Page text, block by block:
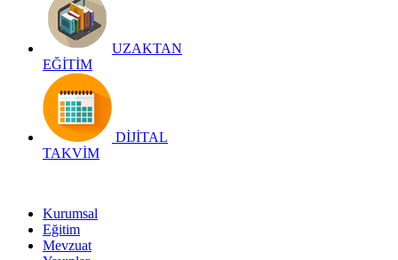
UZAKTAN
EĞİTİM
DİJİTAL
TAKVİM
Kurumsal
Eğitim
Mevzuat